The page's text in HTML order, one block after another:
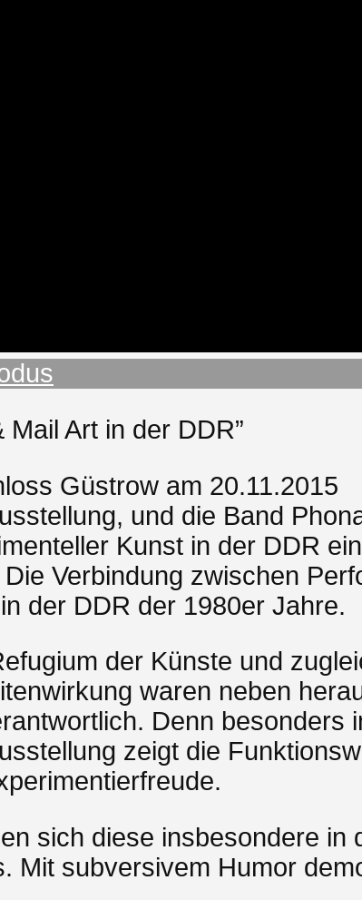
Art in der DDR”
Güstrow am 20.11.2015
und die Band
Kunst in der DDR
Verbindung zwischen
der DDR der 1980er Jahre.
der Künste und
waren neben
Denn besonders
zeigt die
sich diese insbesondere in
Mit subversivem Humor